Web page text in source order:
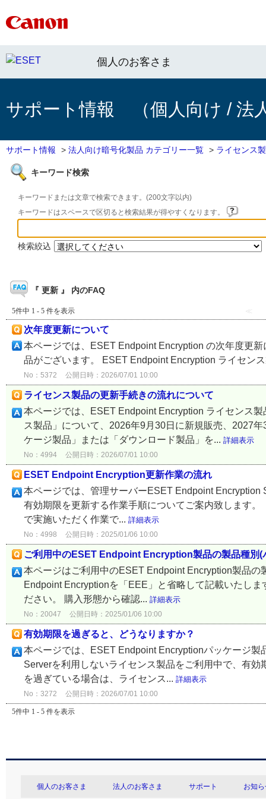
個人のお客さま
サポート情報 （個人向け / 法
サポート情報 > 法人向け暗号化製品 カテゴリー一覧 > ライセンス
キーワード検索
キーワードまたは文章で検索できます。(200文字以内)
キーワードはスペースで区切ると検索結果が得やすくなります。
検索絞込
『 更新 』 内のFAQ
5件中 1 - 5 件を表示 ≪
次年度更新について
本ページでは、ESET Endpoint Encryption の次年度更
品がございます。 ESET Endpoint Encryption ライセン
No：5372 公開日時：2026/07/01 10:00
ライセンス製品の更新手続きの流れについて
本ページでは、ESET Endpoint Encryption ライセンス
ス製品」について、2026年9月30日に新規販売、2027
ケージ製品」または「ダウンロード製品」を... 詳細表示
No：4994 公開日時：2026/07/01 10:00
ESET Endpoint Encryption更新作業の流れ
本ページでは、管理サーバーESET Endpoint
有効期限を更新する作業手順についてご案内致します
で実施いただく作業で... 詳細表示
No：4998 公開日時：2025/01/06 10:00
ご利用中のESET Endpoint Encryption製品の製品種別(
本ページはご利用中のESET Endpoint Encryption製品
Endpoint Encryptionを「EEE」と省略して記載いたし
ださい。 購入形態から確認... 詳細表示
No：20047 公開日時：2025/01/06 10:00
有効期限を過ぎると、どうなりますか？
本ページでは、ESET Endpoint Encryptionパッケージ
Serverを利用しないライセンス製品をご利用中で、有
を過ぎている場合は、ライセンス... 詳細表示
No：3272 公開日時：2026/07/01 10:00
5件中 1 - 5 件を表示
個人のお客さま 法人のお客さま サポート お知